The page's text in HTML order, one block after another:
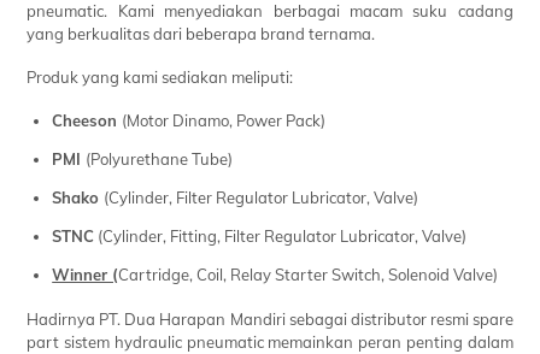
pneumatic. Kami menyediakan berbagai macam suku cadang
yang berkualitas dari beberapa brand ternama.
Produk yang kami sediakan meliputi:
Cheeson (Motor Dinamo, Power Pack)
PMI (Polyurethane Tube)
Shako (Cylinder, Filter Regulator Lubricator, Valve)
STNC (Cylinder, Fitting, Filter Regulator Lubricator, Valve)
Winner (Cartridge, Coil, Relay Starter Switch, Solenoid Valve)
Hadirnya PT. Dua Harapan Mandiri sebagai distributor resmi spare
part sistem hydraulic pneumatic memainkan peran penting dalam